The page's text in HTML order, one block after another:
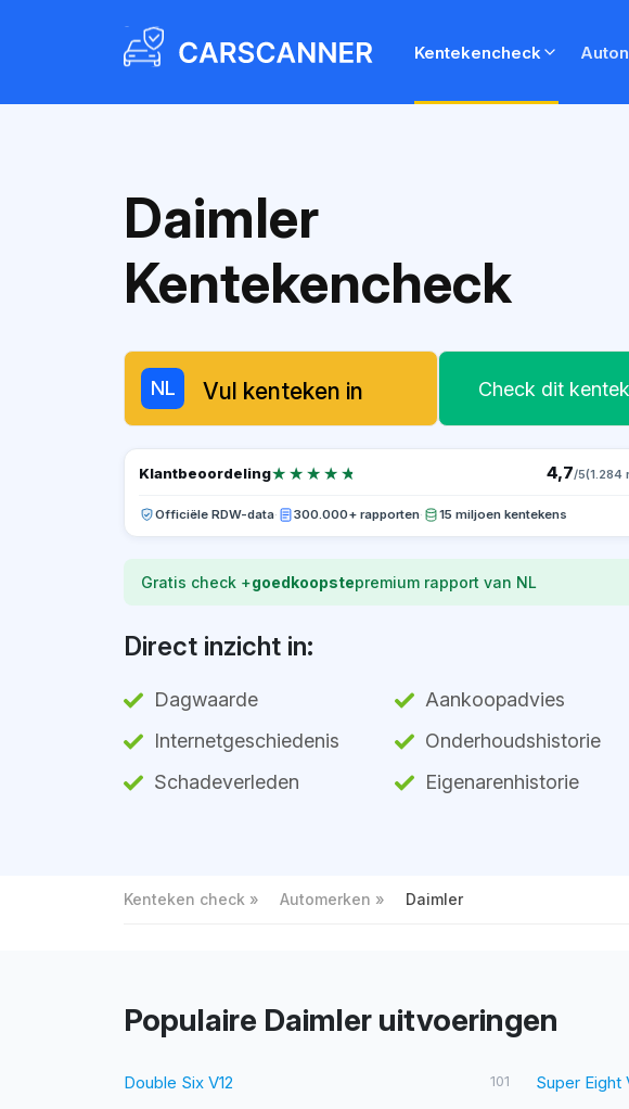
Kentekencheck
Daimler
Kentekencheck
NL Check dit
Klantbeoordeling★★★★★
★★★★★ 4,7/5(1.284
Officiële RDW-data· 300.000+ rapporten· 15 miljoen kentekens
Gratis check +goedkoopstepremium rapport van NL
Direct inzicht in:
Dagwaarde
Aankoopadvies
Internetgeschiedenis
Onderhoudshistorie
Schadeverleden
Eigenarenhistorie
Kenteken check Automerken Daimler
Populaire Daimler uitvoeringen
Double Six V12 101 Super Eight